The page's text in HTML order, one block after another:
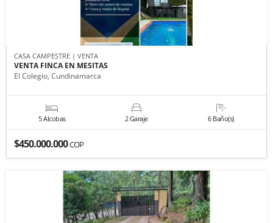
CASA CAMPESTRE | VENTA
VENTA FINCA EN MESITAS
El Colegio, Cundinamarca
5 Alcobas 2 Garaje 6 Baño(s)
$450.000.000COP